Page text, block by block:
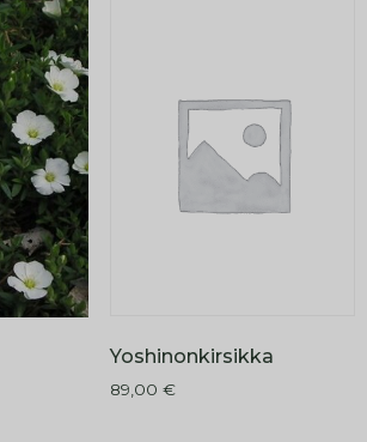
Yoshinonkirsikka
89,00 €